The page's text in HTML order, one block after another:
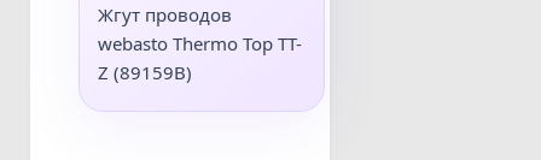
Жгут проводов
webasto Thermo Top TT-
Z (89159В)